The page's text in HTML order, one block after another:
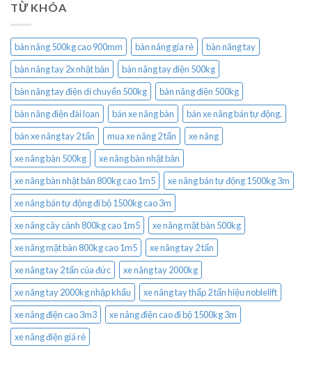
TỪ KHÓA
bàn nâng 500kg cao 900mm bàn nâng gía rẻ
bàn nâng tay
bàn nâng tay 2x nhật bản
bàn nâng tay điện 500kg
bàn nâng tay điện di chuyển 500kg
bàn nâng điện 500kg
bàn nâng điện đài loan
bán xe nâng bàn
bán xe nâng bán tự động.
bán xe nâng tay 2 tấn
mua xe nâng 2 tấn
xe nâng
xe nâng bàn 500kg
xe nâng bàn nhật bản
xe nâng bàn nhật bản 800kg cao 1m5
xe nâng bán tự động 1500kg 3m
xe nâng bán tự động đi bộ 1500kg cao 3m
xe nâng cây cảnh 800kg cao 1m5
xe nâng mặt bàn 500kg
xe nâng mặt bàn 800kg cao 1m5
xe nâng tay 2 tấn
xe nâng tay 2 tấn của đức
xe nâng tay 2000kg
xe nâng tay 2000kg nhập khẩu
xe nâng tay thấp 2 tấn hiệu noblelift
xe nâng điện cao 3m3
xe nâng điện cao đi bộ 1500kg 3m
xe nâng điện giá rẻ